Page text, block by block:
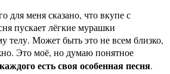
для меня сказано, что вкупе с
пускает лёгкие мурашки
телу. Может быть это не всем близко,
Это моё, но думаю понятное
есть своя особенная песня.